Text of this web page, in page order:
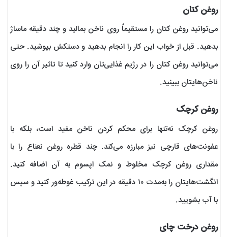
روغن کتان
می‌توانید روغن کتان را مستقیماً روی ناخن‌ بمالید و چند دقیقه ماساژ
بدهید. قبل از خواب این کار را انجام بدهید و دستکش بپوشید. حتی
می‌توانید روغن کتان را در رژیم غذایی‌تان وارد کنید تا تاثیر آن را روی
ناخن‌هایتان ببینید.
روغن کرچک
روغن کرچک نه‌تنها برای محکم کردن ناخن مفید است، بلکه با
عفونت‌های قارچی نیز مبارزه می‌کند. چند قطره روغن نعناع را با
مقداری روغن کرچک مخلوط و نمک اپسوم به آن اضافه کنید.
انگشت‌هایتان را به‌مدت ۱۰ دقیقه در این ترکیب غوطه‌ور کنید و سپس
با آب بشویید.
روغن درخت چای